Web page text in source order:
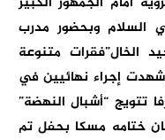
السلام وبحضور مدرب
الخال”فقرات متنوعة
إجراء نهائيين في
2012 )و (2013/2014 )وعرفا تتويج “أشبال النهضة”
ختامه مسكا بحفل تم